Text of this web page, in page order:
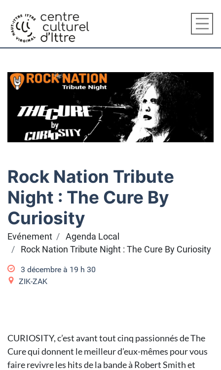
Rock Nation Tribute
Night : The Cure By
Curiosity
Evénement
Agenda Local
Rock Nation Tribute Night : The Cure By Curiosity
3 décembre à 19 h 30
ZIK-ZAK
CURIOSITY, c’est avant tout cinq passionnés de The
Cure qui donnent le meilleur d’eux-mêmes pour vous
faire revivre les hits de la bande à Robert Smith et